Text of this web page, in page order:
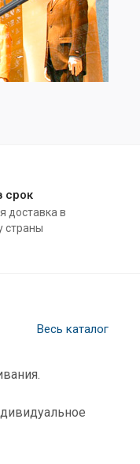
срок
доставка в
страны
Весь каталог